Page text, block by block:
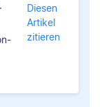
Diesen
Artikel
zitieren